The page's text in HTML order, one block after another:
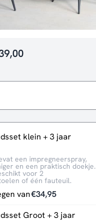
Huidige
is:
klein + 3 jaar
een impregneerspray,
en een praktisch doekje.
voor 2
of één fauteuil.
van€34,95
Groot + 3 jaar